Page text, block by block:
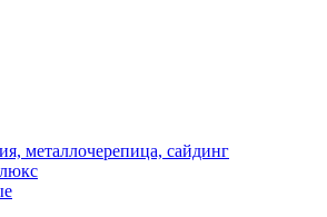
металлочерепица, сайдинг